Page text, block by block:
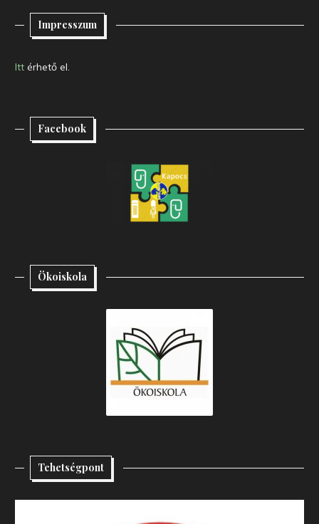
Impresszum
Itt érhető el.
Facebook
Ökoiskola
Tehetségpont